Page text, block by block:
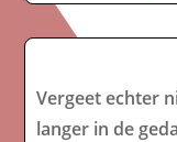
Vergeet echter
langer in de